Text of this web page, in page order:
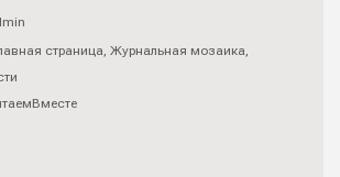
страница, Журнальная мозаика,